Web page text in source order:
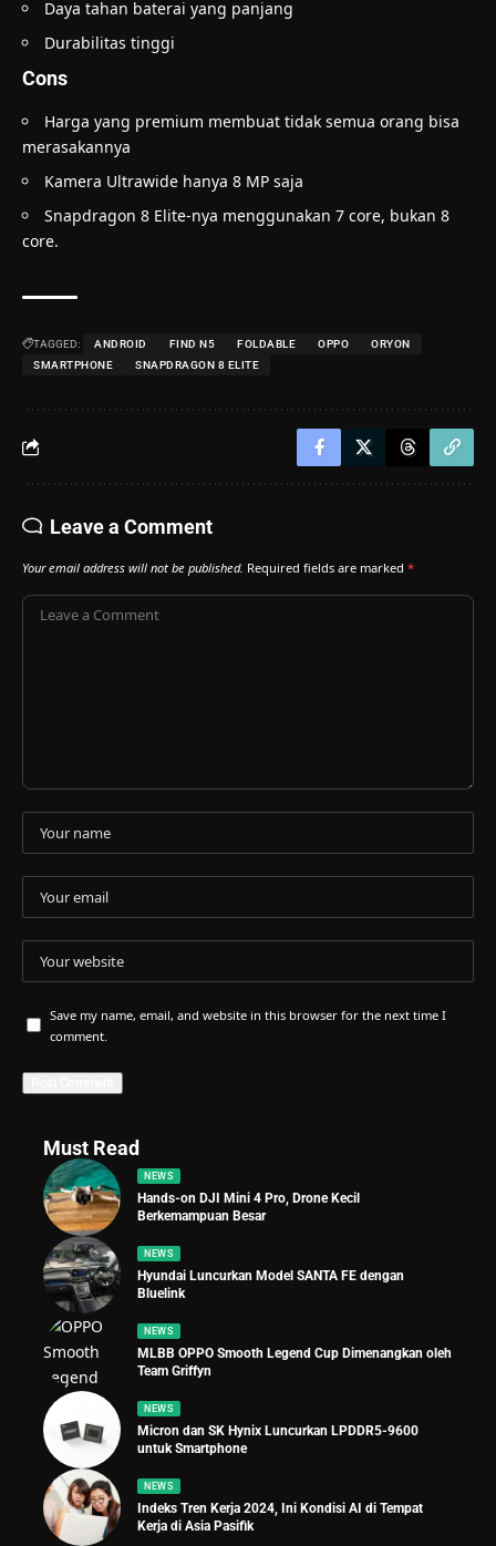
Daya tahan baterai yang panjang
Durabilitas tinggi
Cons
Harga yang premium membuat tidak semua orang bisa
merasakannya
Kamera Ultrawide hanya 8 MP saja
Snapdragon 8 Elite-nya menggunakan 7 core, bukan 8
core.
TAGGED: ANDROID FIND N5 FOLDABLE OPPO
ORYON
SMARTPHONE
SNAPDRAGON 8 ELITE
Leave a Comment
Your email address will not be published. Required fields are marked *
Save my name, email, and website in this browser for the next time I
comment.
Must Read
NEWS
Hands-on DJI Mini 4 Pro, Drone Kecil
Berkemampuan Besar
NEWS
Hyundai Luncurkan Model SANTA FE dengan
Bluelink
NEWS
MLBB OPPO Smooth Legend Cup Dimenangkan oleh
Team Griffyn
NEWS
Micron dan SK Hynix Luncurkan LPDDR5-9600
untuk Smartphone
NEWS
Indeks Tren Kerja 2024, Ini Kondisi AI di Tempat
Kerja di Asia Pasifik